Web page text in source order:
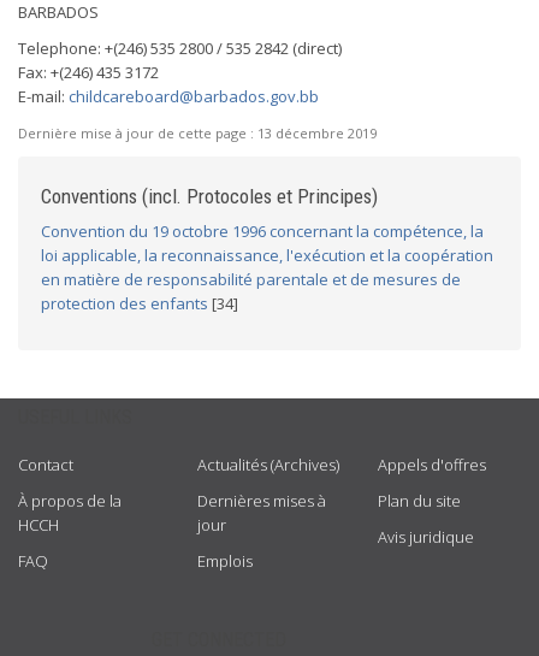
BARBADOS
Telephone: +(246) 535 2800 / 535 2842 (direct)
Fax: +(246) 435 3172
E-mail: childcareboard@barbados.gov.bb
Dernière mise à jour de cette page : 13 décembre 2019
Conventions (incl. Protocoles et Principes)
Convention du 19 octobre 1996 concernant la compétence, la
loi applicable, la reconnaissance, l'exécution et la coopération
en matière de responsabilité parentale et de mesures de
protection des enfants [34]
Contact
À propos de la
HCCH
FAQ
Actualités (Archives)
Dernières mises à
jour
Emplois
Appels d'offres
Plan du site
Avis juridique